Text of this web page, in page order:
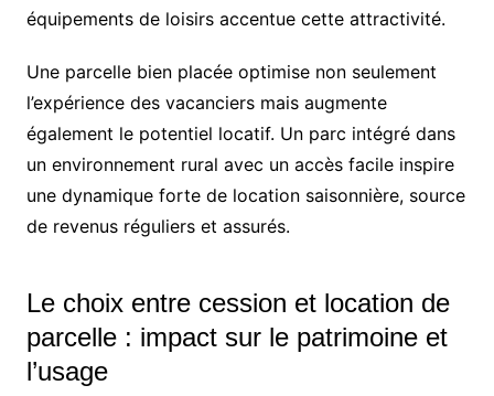
équipements de loisirs accentue cette attractivité.
Une parcelle bien placée optimise non seulement
l’expérience des vacanciers mais augmente
également le potentiel locatif. Un parc intégré dans
un environnement rural avec un accès facile inspire
une dynamique forte de location saisonnière, source
de revenus réguliers et assurés.
Le choix entre cession et location de
parcelle : impact sur le patrimoine et
l’usage